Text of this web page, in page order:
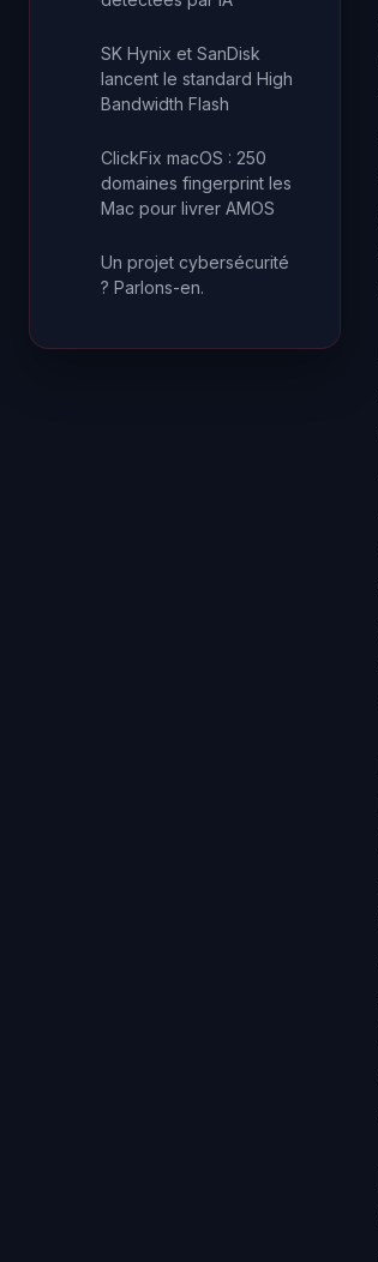
SK Hynix et SanDisk
lancent le standard High
Bandwidth Flash
ClickFix macOS : 250
domaines fingerprint les
Mac pour livrer AMOS
Un projet cybersécurité
? Parlons-en.